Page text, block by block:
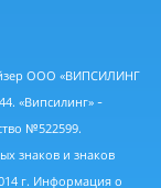
ООО «ВИПСИЛИНГ
«Випсилинг» -
№522599.
знаков и знаков
г. Информация о